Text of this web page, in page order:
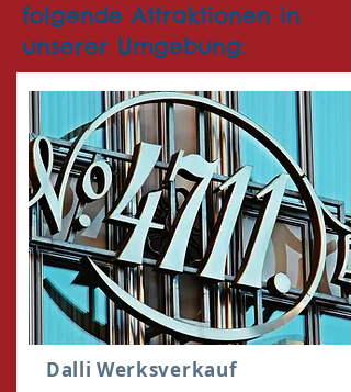
folgende Attraktionen in
unserer Umgebung:
Dalli Werksverkauf